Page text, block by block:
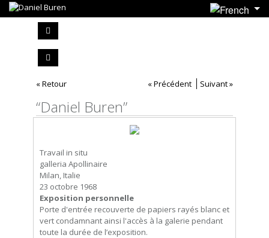
« Retour « Précédent Suivant »
“Daniel Buren”
Travail in situ
galleria Apollinaire
Milan, Italie
23 octobre 1968
Exposition personnelle
Porte d'entrée recouverte de papiers rayés blanc et
vert condamnant ainsi l'accès à la galerie pendant
toute la durée de l’exposition.